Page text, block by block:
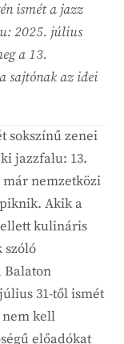
ismét a jazz
2025. július
a 13.
sajtónak az idei
sokszínű zenei
jazzfalu: 13.
nemzetközi
Akik a
kulináris
szóló
Balaton
31-től ismét
nem kell
előadókat